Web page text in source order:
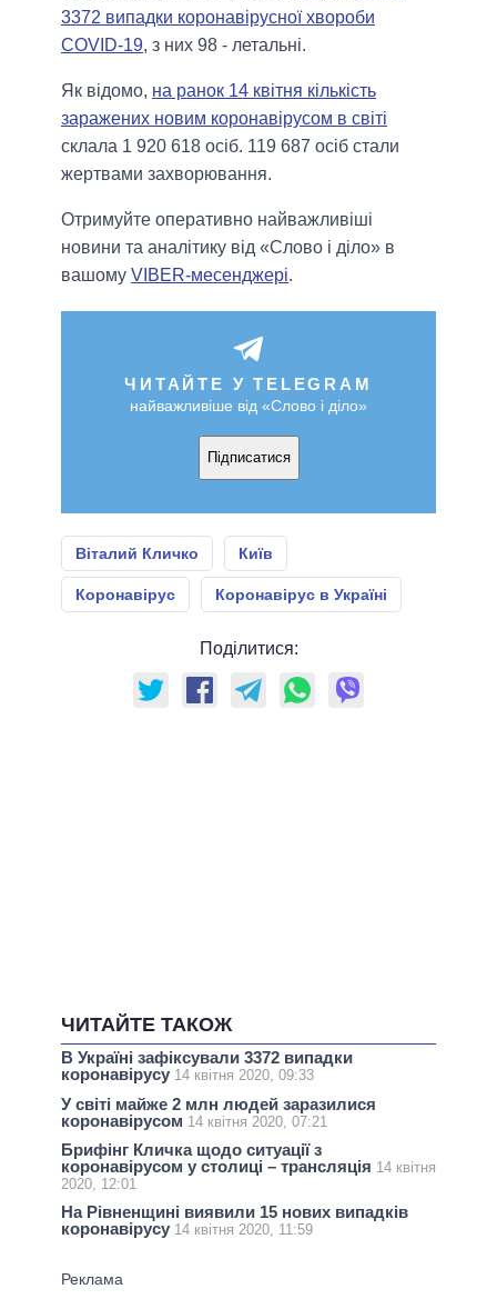
3372 випадки коронавірусної хвороби
COVID-19, з них 98 - летальні.
Як відомо, на ранок 14 квітня кількість
заражених новим коронавірусом в світі
склала 1 920 618 осіб. 119 687 осіб стали
жертвами захворювання.
Отримуйте оперативно найважливіші
новини та аналітику від «Слово і діло» в
вашому VIBER-месенджері.
ЧИТАЙТЕ У TELEGRAM
найважливіше від «Слово і діло»
Підписатися
Віталий Кличко Київ
Коронавірус Коронавірус в Україні
Поділитися:
ЧИТАЙТЕ ТАКОЖ
В Україні зафіксували 3372 випадки
коронавірусу 14 квітня 2020, 09:33
У світі майже 2 млн людей заразилися
коронавірусом 14 квітня 2020, 07:21
Брифінг Кличка щодо ситуації з
коронавірусом у столиці – трансляція 14 квітня
2020, 12:01
На Рівненщині виявили 15 нових випадків
коронавірусу 14 квітня 2020, 11:59